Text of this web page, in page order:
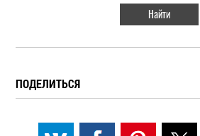
ПОДЕЛИТЬСЯ